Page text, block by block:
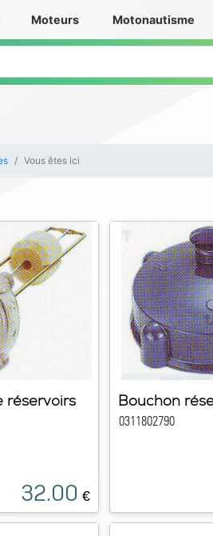
Moteurs Motonautisme
Vous êtes ici
réservoirs
32.00 €
Bouchon
0311802790